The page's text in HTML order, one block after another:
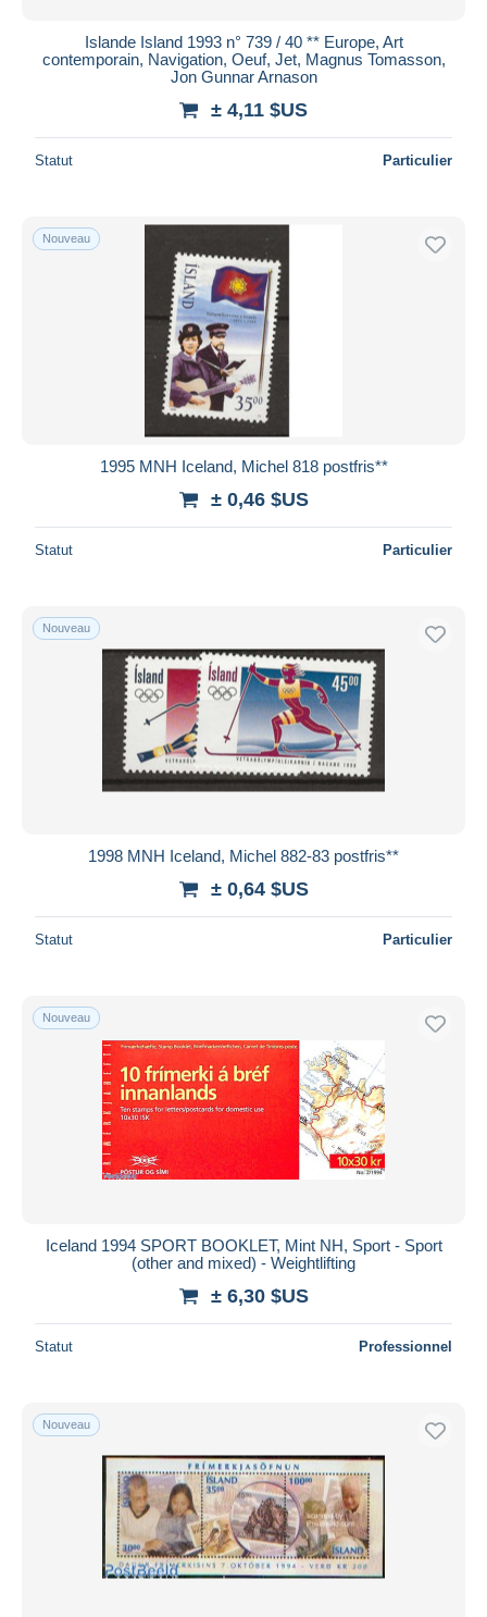
Islande Island 1993 n° 739 / 40 ** Europe, Art
contemporain, Navigation, Oeuf, Jet, Magnus Tomasson,
Jon Gunnar Arnason
± 4,11 $US
Statut Particulier
Nouveau
1995 MNH Iceland, Michel 818 postfris**
± 0,46 $US
Statut Particulier
Nouveau
1998 MNH Iceland, Michel 882-83 postfris**
± 0,64 $US
Statut Particulier
Nouveau
Iceland 1994 SPORT BOOKLET, Mint NH, Sport - Sport
(other and mixed) - Weightlifting
± 6,30 $US
Statut Professionnel
Nouveau